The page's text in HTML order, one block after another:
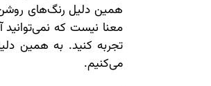
همین دلیل رنگ‌های
معنا نیست که
تجربه کنید. به همین
می‌کنیم.